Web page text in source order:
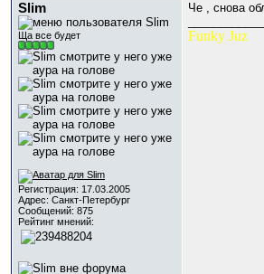
Slim
Ща все будет
Регистрация: 17.03.2005
Адрес: Санкт-Петербург
Сообщений: 875
Рейтинг мнений:
Че , снова
Funky Juz